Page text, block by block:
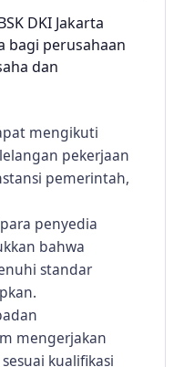
DKI Jakarta
bagi perusahaan
dan
mengikuti
pekerjaan
pemerintah,
penyedia
bahwa
standar
mengerjakan
kualifikasi